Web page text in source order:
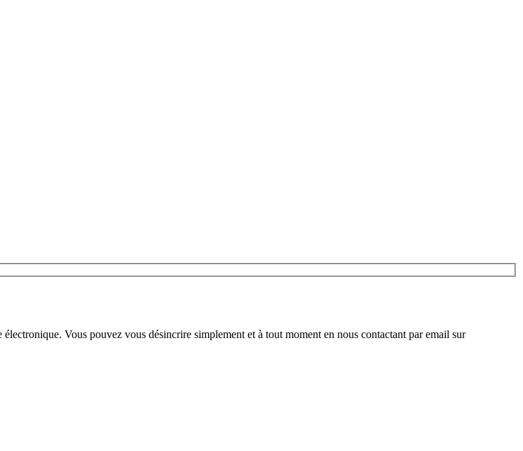
Vous pouvez vous désincrire simplement et à tout moment en nous contactant par email sur